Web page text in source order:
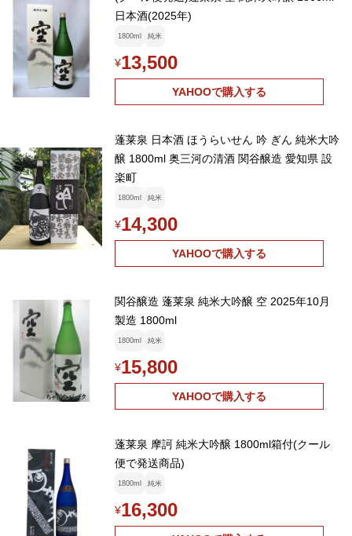
日本酒(2025年)
1800ml 純米
¥13,500
YAHOOで購入する
蓬莱泉 日本酒 ほうらいせん 吟 ぎん 純米大吟
醸 1800ml 奥三河の清酒 関谷醸造 愛知県 設
楽町
1800ml 純米
¥14,300
YAHOOで購入する
関谷醸造 蓬莱泉 純米大吟醸 空 2025年10月
製造 1800ml
1800ml 純米
¥15,800
YAHOOで購入する
蓬莱泉 摩訶 純米大吟醸 1800ml箱付(クール
便で発送商品)
1800ml 純米
¥16,300